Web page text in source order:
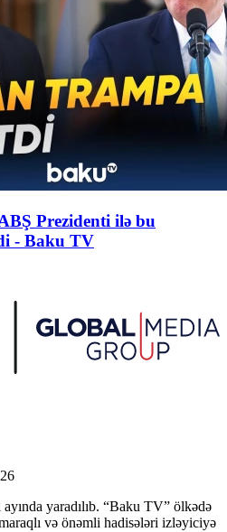
Prezidenti ilə bu
- Baku TV
yaradılıb. “Baku TV” ölkədə
və önəmli hadisələri izləyiciyə